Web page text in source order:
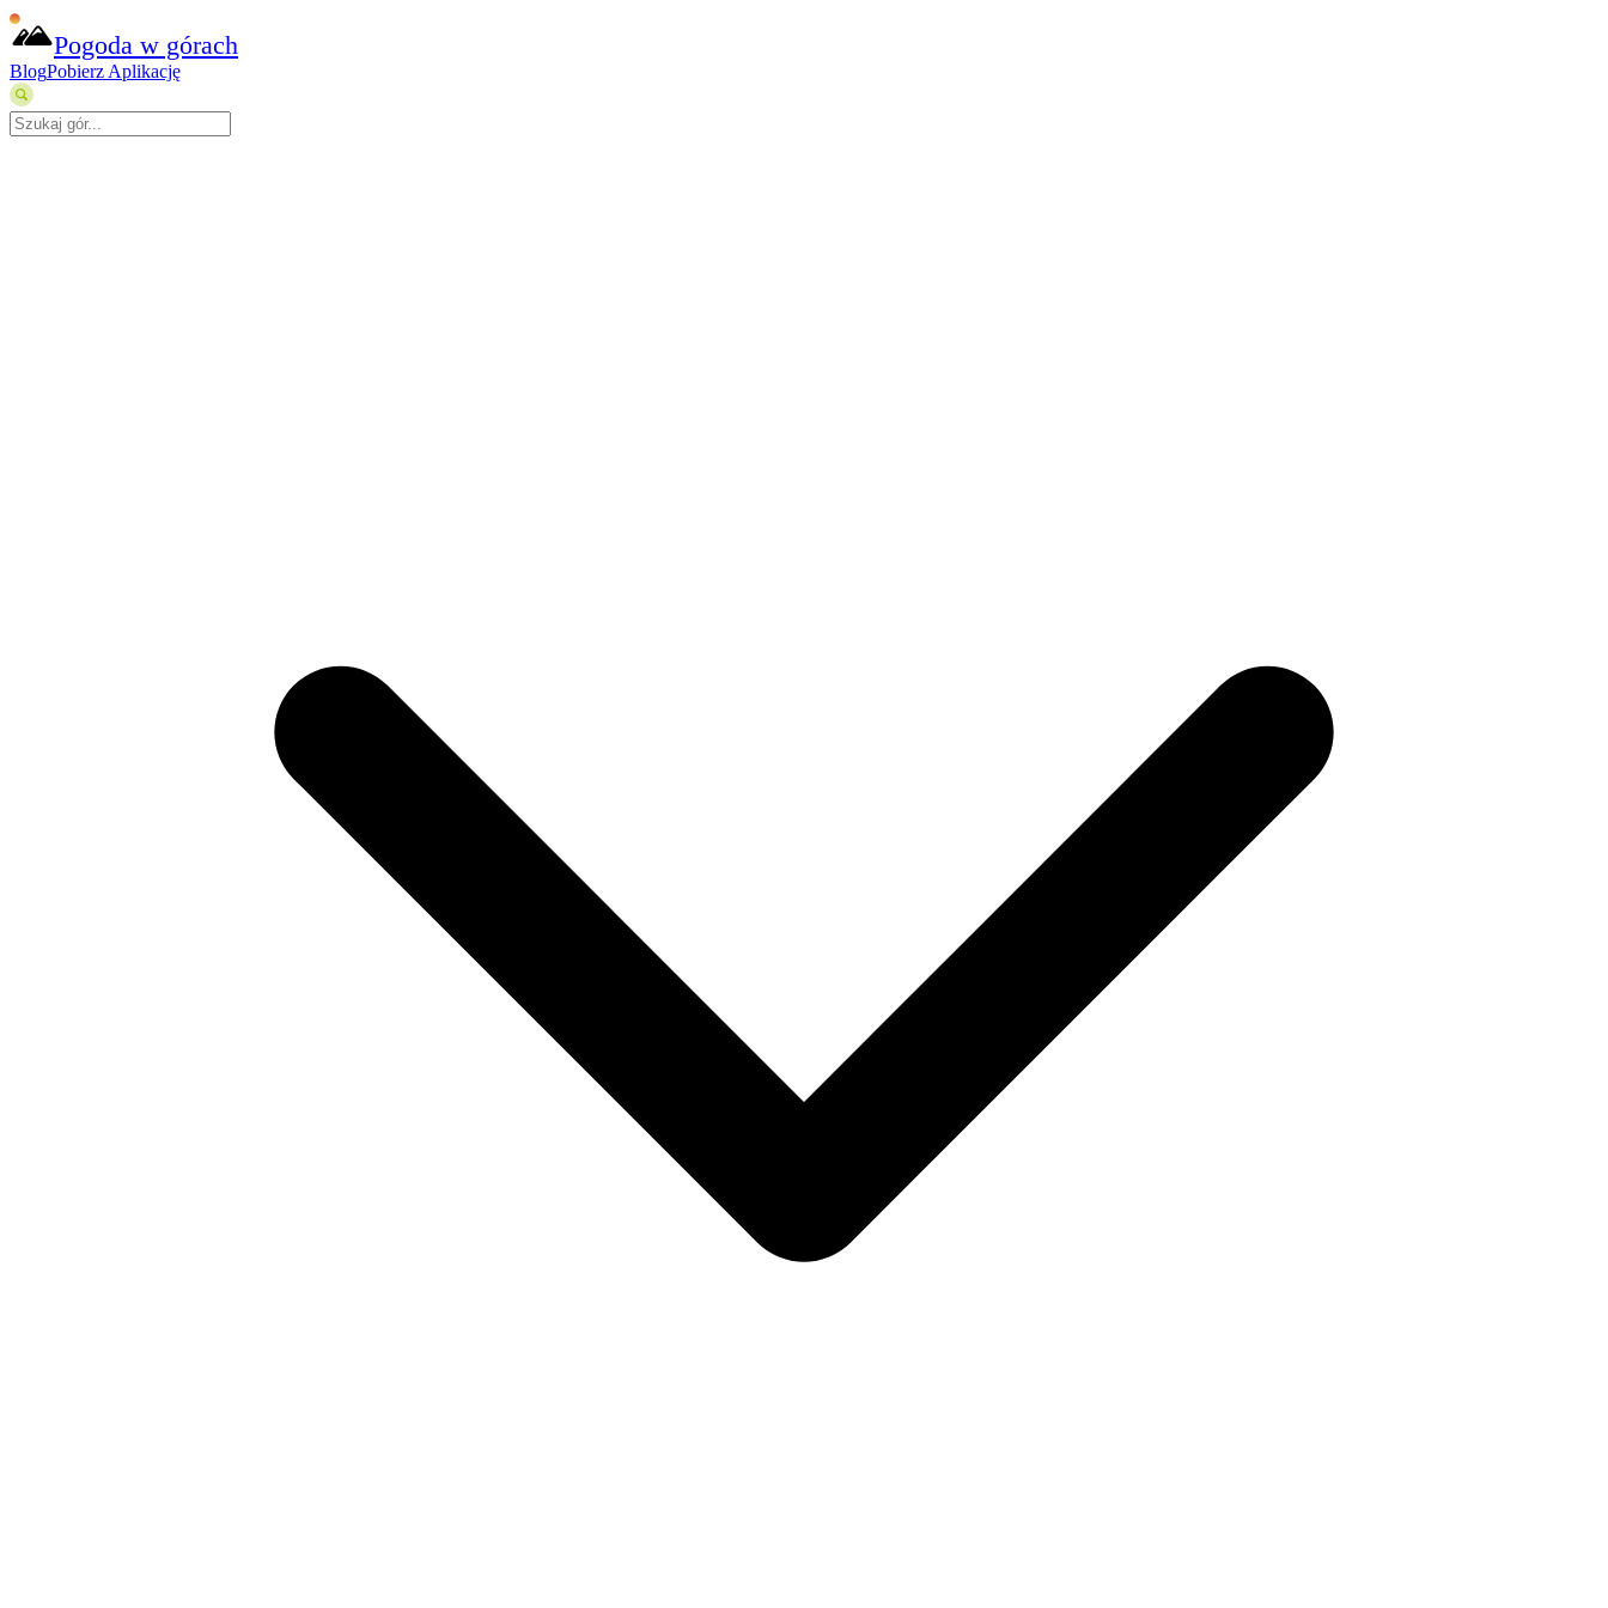
Pogoda w górach
BlogPobierz Aplikację